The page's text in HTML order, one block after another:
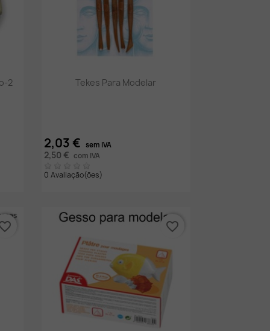
2
Vista rápida
Tekes Para Modelar
2,03 € sem IVA
2,50 € com IVA
0 Avaliação(ões)
favorite_border